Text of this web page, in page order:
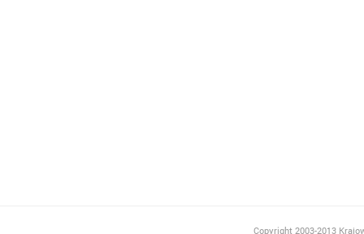
Copyright 2003-2013